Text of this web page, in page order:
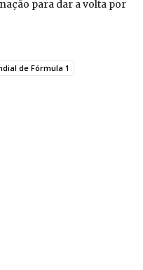
para dar a volta por
de Fórmula 1